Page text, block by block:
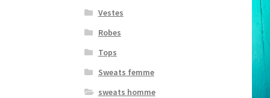
Vestes
Robes
Tops
Sweats femme
sweats homme